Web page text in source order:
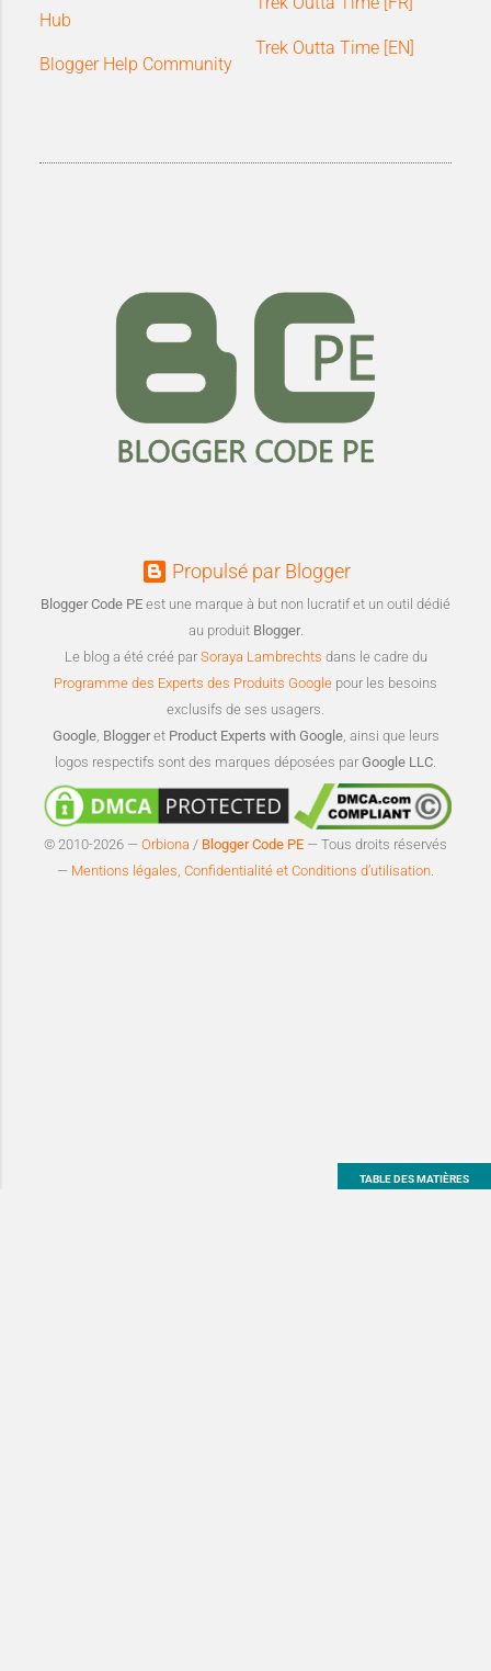
TABLE DES MATIÈRES
Hub
Blogger Help Community
Trek Outta Time [EN]
Propulsé par Blogger
Blogger Code PE est une marque à but non lucratif et un outil dédié
au produit Blogger.
Le blog a été créé par Soraya Lambrechts dans le cadre du
Programme des Experts des Produits Google pour les besoins
exclusifs de ses usagers.
Google, Bloggeret Product Experts with Google, ainsi que leurs
logos respectifs sont des marques déposées par Google LLC.
© 2010-2026 — Orbiona / Blogger Code PE — Tous droits réservés
— Mentions légales, Confidentialité et Conditions d’utilisation